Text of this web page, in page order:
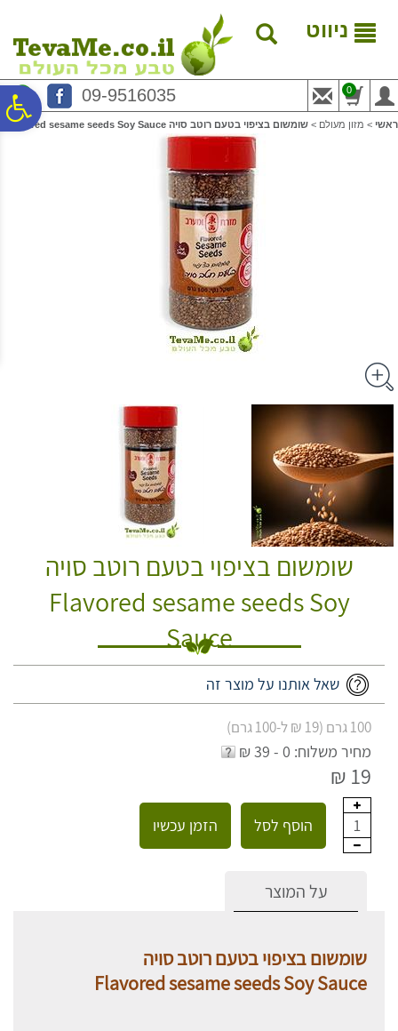
נגישות
המרכזי
ניווט
09-9516035 0
ראשי > מזון מעולם > שומשום בציפוי בטעם רוטב סויה Flavored sesame seeds Soy Sauce
שומשום בציפוי בטעם רוטב סויה
Flavored sesame seeds Soy
Sauce
שאל אותנו על מוצר זה
100 גרם (19 ₪ ל-100 גרם)
מחיר משלוח: 0 - 39 ₪
19 ₪
1 הוסף לסל הזמן עכשיו
על המוצר
שומשום בציפוי בטעם רוטב סויה
Flavored sesame seeds Soy Sauce